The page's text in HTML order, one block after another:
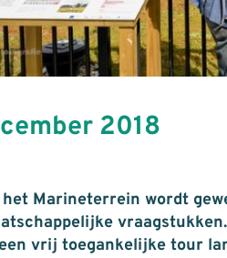
2018
het Marineterrein wordt
vrij toegankelijke tour